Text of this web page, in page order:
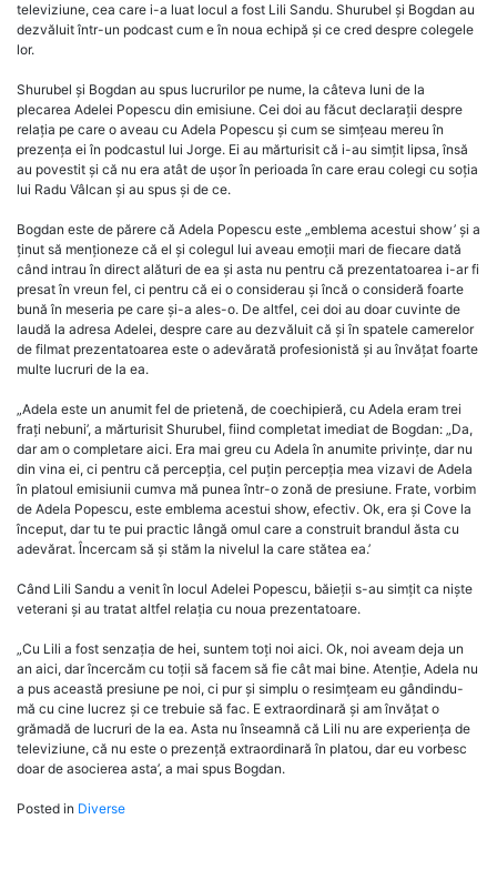
televiziune, cea care i-a luat locul a fost Lili Sandu. Shurubel și Bogdan au
dezvăluit într-un podcast cum e în noua echipă și ce cred despre colegele
lor.
Shurubel și Bogdan au spus lucrurilor pe nume, la câteva luni de la
plecarea Adelei Popescu din emisiune. Cei doi au făcut declarații despre
relația pe care o aveau cu Adela Popescu și cum se simțeau mereu în
prezența ei în podcastul lui Jorge. Ei au mărturisit că i-au simțit lipsa, însă
au povestit și că nu era atât de ușor în perioada în care erau colegi cu soția
lui Radu Vâlcan și au spus și de ce.
Bogdan este de părere că Adela Popescu este „emblema acestui show’ și a
ținut să menționeze că el și colegul lui aveau emoții mari de fiecare dată
când intrau în direct alături de ea și asta nu pentru că prezentatoarea i-ar fi
presat în vreun fel, ci pentru că ei o considerau și încă o consideră foarte
bună în meseria pe care și-a ales-o. De altfel, cei doi au doar cuvinte de
laudă la adresa Adelei, despre care au dezvăluit că și în spatele camerelor
de filmat prezentatoarea este o adevărată profesionistă și au învățat foarte
multe lucruri de la ea.
„Adela este un anumit fel de prietenă, de coechipieră, cu Adela eram trei
frați nebuni’, a mărturisit Shurubel, fiind completat imediat de Bogdan: „Da,
dar am o completare aici. Era mai greu cu Adela în anumite privințe, dar nu
din vina ei, ci pentru că percepția, cel puțin percepția mea vizavi de Adela
în platoul emisiunii cumva mă punea într-o zonă de presiune. Frate, vorbim
de Adela Popescu, este emblema acestui show, efectiv. Ok, era și Cove la
început, dar tu te pui practic lângă omul care a construit brandul ăsta cu
adevărat. Încercam să și stăm la nivelul la care stătea ea.’
Când Lili Sandu a venit în locul Adelei Popescu, băieții s-au simțit ca niște
veterani și au tratat altfel relația cu noua prezentatoare.
„Cu Lili a fost senzația de hei, suntem toți noi aici. Ok, noi aveam deja un
an aici, dar încercăm cu toții să facem să fie cât mai bine. Atenție, Adela nu
a pus această presiune pe noi, ci pur și simplu o resimțeam eu gândindu-
mă cu cine lucrez și ce trebuie să fac. E extraordinară și am învățat o
grămadă de lucruri de la ea. Asta nu înseamnă că Lili nu are experiența de
televiziune, că nu este o prezență extraordinară în platou, dar eu vorbesc
doar de asocierea asta’, a mai spus Bogdan.
Posted in Diverse